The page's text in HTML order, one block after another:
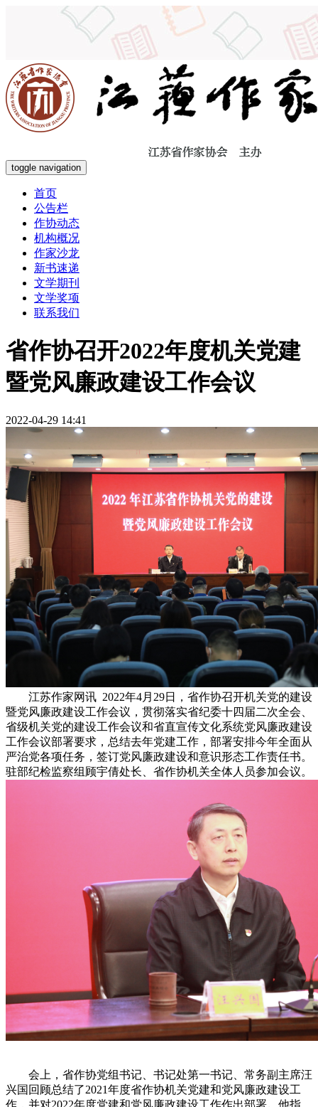
toggle navigation
首页
公告栏
作协动态
机构概况
作家沙龙
新书速递
文学期刊
文学奖项
联系我们
省作协召开2022年度机关党建
暨党风廉政建设工作会议
2022-04-29 14:41
江苏作家网讯 2022年4月 29日，省作协召开机关党的建设
暨党风廉政建设工作会议，贯彻落实省纪委十四届二次全会、
省级机关党的建设工作会议和省直宣传文化系统党风廉政建设
工作会议部署要求，总结去年党建工作，部署安排今年全面从
严治党各项任务，签订党风廉政建设和意识形态工作责任书。
驻部纪检监察组顾宇倩处长、省作协机关全体人员参加会议。
会上，省作协党组书记、书记处第一书记、常务副主席汪
兴国回顾总结了2021年度省作协机关党建和党风廉政建设工